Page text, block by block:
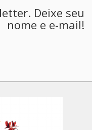
Deixe seu
nome e e-mail!